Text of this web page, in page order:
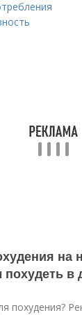
на
похудеть
похудения?